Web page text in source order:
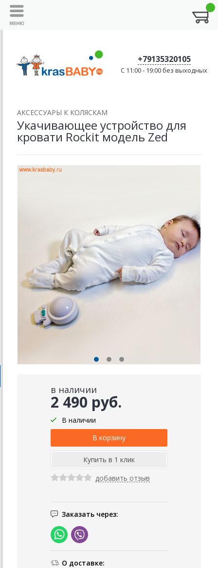
+79135320105
C 11:00 - 19:00 без выходных
АКСЕССУАРЫ К КОЛЯСКАМ
Укачивающее устройство для
кровати Rockit модель Zed
в наличии
2 490 руб.
В наличии
добавить отзыв
Заказать через:
О доставке: